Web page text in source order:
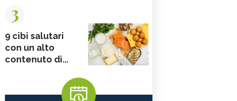
3
9 cibi salutari
con un alto
contenuto di...